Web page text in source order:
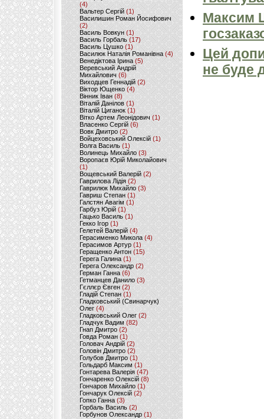
(4)
Вальтер Сергій (1)
Василишин Роман Йосифович
(2)
Василь Вовкун (1)
Василь Горбаль (17)
Василь Цушко (1)
Василюк Наталія Романівна (4)
Венедіктова Ірина(5)
Веревський Андрій
Михайлович (6)
Виходцев Геннадій (2)
Віктор Ющенко (4)
Вінник Іван (8)
Віталій Данілов (1)
Віталій Циганок (1)
Вітко Артем Леонідович(1)
Власенко Сергій (6)
Вовк Дмитро(2)
Войцеховський Олексій(1)
Волга Василь (1)
Волинець Михайло (3)
Воропаєв Юрій Миколайович
(1)
Вощевський Валерій(2)
Гаврилова Лідія (2)
Гаврилюк Михайло (3)
Гавриш Степан (1)
Галстян Авагім (1)
Гарбуз Юрій (1)
Гацько Василь (1)
Гекко Ігор(1)
Гелетей Валерій (4)
Герасименко Микола (4)
Герасимов Артур (1)
Геращенко Антон(15)
Герега Галина (1)
Герега Олександр (2)
Герман Ганна (6)
Гетманцев Данило (3)
Гєллєр Євген (2)
Гладій Степан(1)
Гладковський (Свинарчук)
Олег (4)
Гладковський Олег (2)
Гладчук Вадим (82)
Гнап Дмитро (2)
Говда Роман(1)
Головач Андрій (2)
Головін Дмитро (2)
Голубов Дмитро (1)
Гольдарб Максим(1)
Гонтарева Валерія (47)
Гончаренко Олексій(8)
Гончаров Михайло (1)
Гончарук Олексій (2)
Гопко Ганна (3)
Горбаль Василь (2)
Горбунов Олександр (1)
Максим
Цей
не буде